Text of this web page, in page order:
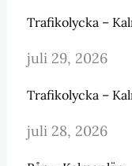
Trafikolycka –
juli 29, 2026
Trafikolycka –
juli 28, 2026